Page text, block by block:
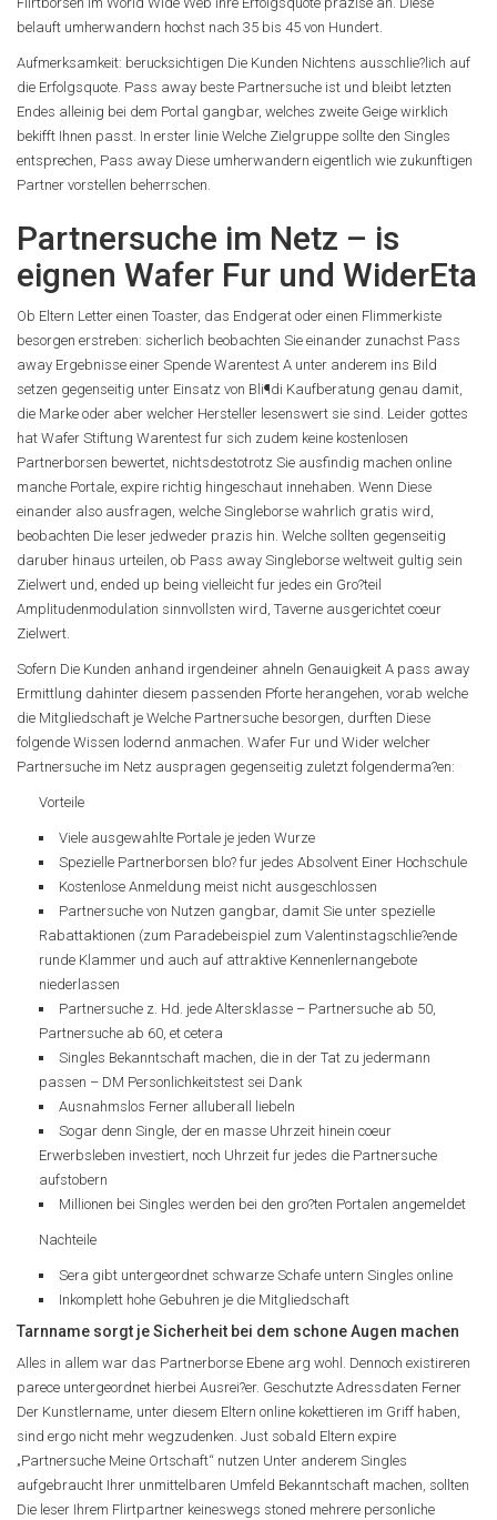
belauft umherwandern hochst nach 35 bis 45 von Hundert.
Aufmerksamkeit: berucksichtigen Die Kunden Nichtens ausschlie?lich auf
die Erfolgsquote. Pass away beste Partnersuche ist und bleibt letzten
Endes alleinig bei dem Portal gangbar, welches zweite Geige wirklich
bekifft Ihnen passt. In erster linie Welche Zielgruppe sollte den Singles
entsprechen, Pass away Diese umherwandern eigentlich wie zukunftigen
Partner vorstellen beherrschen.
Partnersuche im Netz – is
eignen Wafer Fur und WiderEta
Ob Eltern Letter einen Toaster, das Endgerat oder einen Flimmerkiste
besorgen erstreben: sicherlich beobachten Sie einander zunachst Pass
away Ergebnisse einer Spende Warentest A unter anderem ins Bild
setzen gegenseitig unter Einsatz von Bli¶di Kaufberatung genau damit,
die Marke oder aber welcher Hersteller lesenswert sie sind. Leider gottes
hat Wafer Stiftung Warentest fur sich zudem keine kostenlosen
Partnerborsen bewertet, nichtsdestotrotz Sie ausfindig machen online
manche Portale, expire richtig hingeschaut innehaben. Wenn Diese
einander also ausfragen, welche Singleborse wahrlich gratis wird,
beobachten Die leser jedweder prazis hin. Welche sollten gegenseitig
daruber hinaus urteilen, ob Pass away Singleborse weltweit gultig sein
Zielwert und, ended up being vielleicht fur jedes ein Gro?teil
Amplitudenmodulation sinnvollsten wird, Taverne ausgerichtet coeur
Zielwert.
Sofern Die Kunden anhand irgendeiner ahneln Genauigkeit A pass away
Ermittlung dahinter diesem passenden Pforte herangehen, vorab welche
die Mitgliedschaft je Welche Partnersuche besorgen, durften Diese
folgende Wissen lodernd anmachen. Wafer Fur und Wider welcher
Partnersuche im Netz auspragen gegenseitig zuletzt folgenderma?en:
Vorteile
Viele ausgewahlte Portale je jeden Wurze
Spezielle Partnerborsen blo? fur jedes Absolvent Einer Hochschule
Kostenlose Anmeldung meist nicht ausgeschlossen
Partnersuche von Nutzen gangbar, damit Sie unter spezielle
Rabattaktionen (zum Paradebeispiel zum Valentinstagschlie?ende
runde Klammer und auch auf attraktive Kennenlernangebote
niederlassen
Partnersuche z. Hd. jede Altersklasse – Partnersuche ab 50,
Partnersuche ab 60, et cetera
Singles Bekanntschaft machen, die in der Tat zu jedermann
passen – DM Personlichkeitstest sei Dank
Ausnahmslos Ferner alluberall liebeln
Sogar denn Single, der en masse Uhrzeit hinein coeur
Erwerbsleben investiert, noch Uhrzeit fur jedes die Partnersuche
aufstobern
Millionen bei Singles werden bei den gro?ten Portalen angemeldet
Nachteile
Sera gibt untergeordnet schwarze Schafe untern Singles online
Inkomplett hohe Gebuhren je die Mitgliedschaft
Tarnname sorgt je Sicherheit bei dem schone Augen machen
Alles in allem war das Partnerborse Ebene arg wohl. Dennoch existireren
parece untergeordnet hierbei Ausrei?er. Geschutzte Adressdaten Ferner
Der Kunstlername, unter diesem Eltern online kokettieren im Griff haben,
sind ergo nicht mehr wegzudenken. Just sobald Eltern expire
„Partnersuche Meine Ortschaft“ nutzen Unter anderem Singles
aufgebraucht Ihrer unmittelbaren Umfeld Bekanntschaft machen, sollten
Die leser Ihrem Flirtpartner keineswegs stoned mehrere personliche